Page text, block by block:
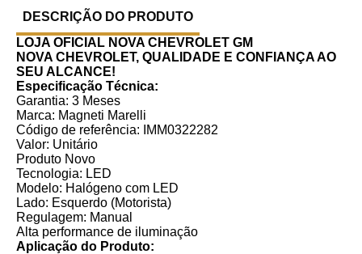
DESCRIÇÃO DO PRODUTO
LOJA OFICIAL NOVA CHEVROLET GM
NOVA CHEVROLET, QUALIDADE E CONFIANÇA AO
SEU ALCANCE!
Especificação Técnica:
Garantia: 3 Meses
Marca: Magneti Marelli
Código de referência: IMM0322282
Valor: Unitário
Produto Novo
Tecnologia: LED
Modelo: Halógeno com LED
Lado: Esquerdo (Motorista)
Regulagem: Manual
Alta performance de iluminação
Aplicação do Produto: